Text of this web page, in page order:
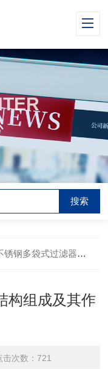
钢多袋式过滤器的结构组成及其作用
构组成及其作
次数：721